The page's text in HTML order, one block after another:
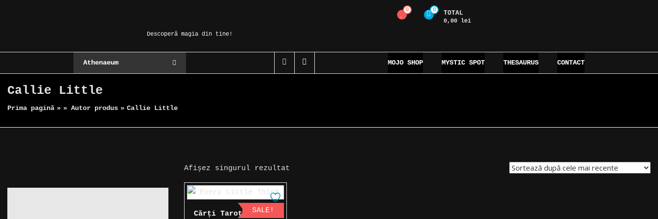
Descoperă magia din tine!
0 0 TOTAL
0,00 lei
Athenaeum MOJO SHOP MYSTIC SPOT THESAURUS CONTACT
Callie Little
Prima pagină » » Autor produs » Callie Little
Afișez singurul rezultat
SALE!
Cărți Tarot » Every